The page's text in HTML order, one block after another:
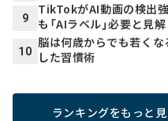
9
TikTokがAI動画の検出
も「AIラベル」必要と見解
10
脳は何歳からでも若く
した習慣術
ランキングをもっと